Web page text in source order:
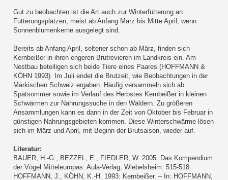
Gut zu beobachten ist die Art auch zur Winterfütterung an
Fütterungsplätzen, meist ab Anfang März bis Mitte April, wenn
Sonnenblumenkerne ausgelegt sind.
Bereits ab Anfang April, seltener schon ab März, finden sich
Kernbeißer in ihren engeren Brutrevieren im Landkreis ein. Am
Nestbau beteiligen sich beide Tiere eines Paares (HOFFMANN &
KÖHN 1993). Im Juli endet die Brutzeit, wie Beobachtungen in der
Märkischen Schweiz ergaben. Häufig versammeln sich ab
Spätsommer sowie im Verlauf des Herbstes Kernbeißer in kleinen
Schwärmen zur Nahrungssuche in den Wäldern. Zu größeren
Ansammlungen kann es dann in der Zeit von Oktober bis Februar in
günstigen Nahrungsgebieten kommen. Diese Winterschwärme lösen
sich im März und April, mit Beginn der Brutsaison, wieder auf.
Literatur:
BAUER, H.-G., BEZZEL, E., FIEDLER, W. 2005: Das Kompendium
der Vögel Mitteleuropas. Aula-Verlag, Wiebelsheim: 515-518.
HOFFMANN, J., KÖHN, K.-H. 1993: Kernbeißer. – In: HOFFMANN,